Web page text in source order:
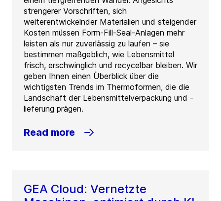
strengerer Vorschriften, sich
weiterentwickelnder Materialien und steigender
Kosten müssen Form-Fill-Seal-Anlagen mehr
leisten als nur zuverlässig zu laufen – sie
bestimmen maßgeblich, wie Lebensmittel
frisch, erschwinglich und recycelbar bleiben. Wir
geben Ihnen einen Überblick über die
wichtigsten Trends im Thermoformen, die die
Landschaft der Lebensmittelverpackung und -
lieferung prägen.
Read more
GEA Cloud: Vernetzte